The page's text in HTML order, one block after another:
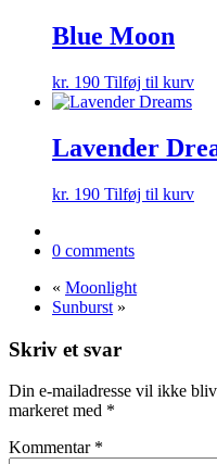
var:
kr. 190.kr. 142.
Blue Moon
kr. 190 Tilføj til kurv
Lavender
kr. 190 Tilføj til kurv
0 comments
« Moonlight
Sunburst »
Skriv et svar
Din e-mailadresse vil ikke
markeret med *
Kommentar *